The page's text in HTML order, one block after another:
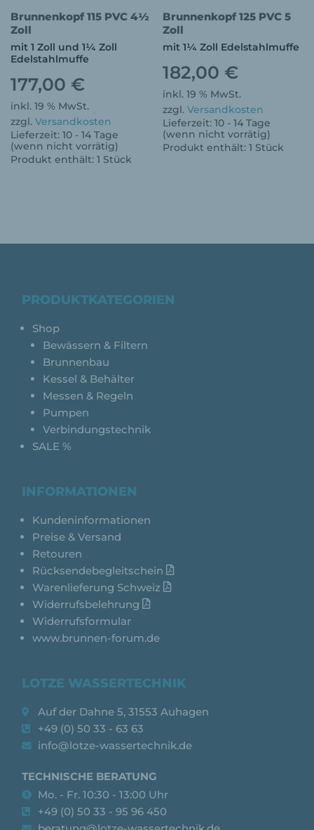
Brunnenkopf 115 PVC 4½
Zoll
mit 1 Zoll und 1¼ Zoll
Edelstahlmuffe
177,00 €
inkl. 19 % MwSt.
zzgl. Versandkosten
Lieferzeit: 10 - 14 Tage
(wenn nicht vorrätig)
Produkt enthält: 1 Stück
Brunnenkopf 125 PVC 5
Zoll
mit 1¼ Zoll Edelstahlmuffe
182,00 €
inkl. 19 % MwSt.
zzgl.Versandkosten
Lieferzeit:10 - 14 Tage
(wenn nicht vorrätig)
Produkt enthält: 1 Stück
PRODUKTKATEGORIEN
Shop
Bewässern & Filtern
Brunnenbau
Kessel & Behälter
Messen & Regeln
Pumpen
Verbindungstechnik
SALE %
INFORMATIONEN
Kundeninformationen
Preise & Versand
Retouren
Rücksendebegleitschein
Warenlieferung Schweiz
Widerrufsbelehrung
Widerrufsformular
www.brunnen-forum.de
LOTZE WASSERTECHNIK
Auf der Dahne 5, 31553 Auhagen
+49 (0) 50 33 - 63 63
info@lotze-wassertechnik.de
TECHNISCHE BERATUNG
Mo. - Fr. 10:30 - 13:00 Uhr
+49 (0) 50 33 - 95 96 450